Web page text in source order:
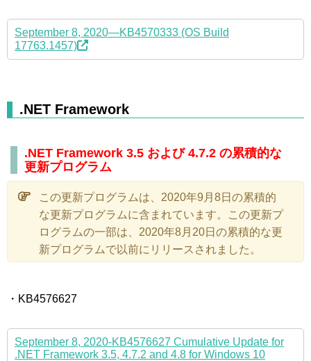
September 8, 2020—KB4570333 (OS Build
17763.1457)
.NET Framework
.NET Framework 3.5 および 4.7.2 の累積的な
更新プログラム
この更新プログラムは、2020年9月8日の累積的
な更新プログラムに含まれています。この更新プ
ログラムの一部は、2020年8月20日の累積的な更
新プログラムで以前にリリースされました。
・KB4576627
September 8, 2020-KB4576627 Cumulative Update for
.NET Framework 3.5, 4.7.2 and 4.8 for Windows 10